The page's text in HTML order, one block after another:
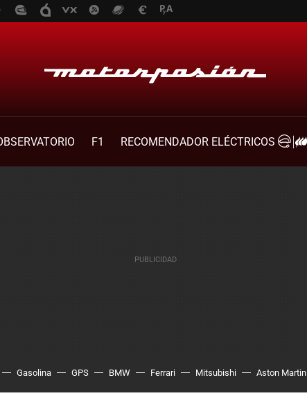
F1
RECOMENDADOR ELÉCTRICOS
Gasolina GPS BMW Ferrari Mitsubishi Aston Martin